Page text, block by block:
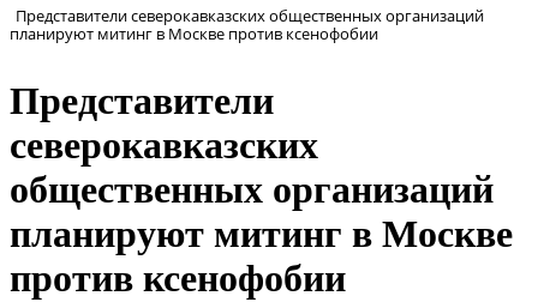
Представители северокавказских общественных организаций
планируют митинг в Москве против ксенофобии
Представители
северокавказских
общественных организаций
планируют митинг в Москве
против ксенофобии